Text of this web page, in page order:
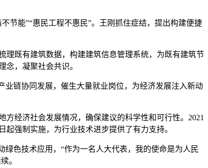
能”“惠民工程不惠民”。王刚抓住症结，提出构建便捷
既有建筑数据，构建建筑信息管理系统，为既有建筑节
，凝聚社会共识。
链协同发展，催生大量就业岗位，为经济发展注入新动
经济社会发展情况，确保建议的科学性和可行性。2021
强制实施，为行业技术进步提供了有力支持。
色技术应用，“作为一名人大代表，我的使命是为人民
。